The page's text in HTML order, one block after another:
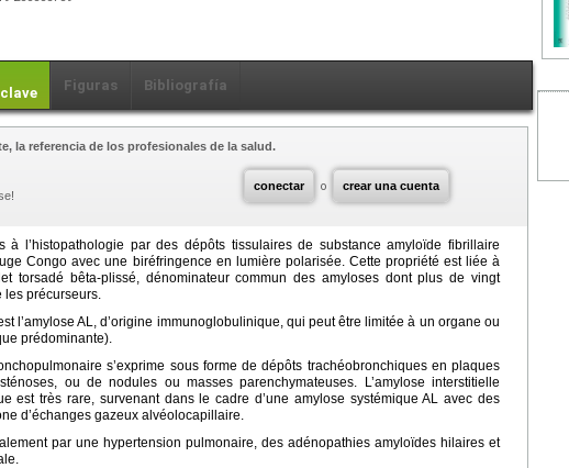
Figuras Bibliografía
conectar o crear una cuenta
la referencia de los profesionales de la salud.
à l’histopathologie par des dépôts tissulaires de substance amyloïde fibrillaire
Congo avec une biréfringence en lumière polarisée. Cette propriété est liée à
torsadé bêta-plissé, dénominateur commun des amyloses dont plus de vingt
les précurseurs.
l’amylose AL, d’origine immunoglobulinique, qui peut être limitée à un organe ou
prédominante).
s’exprime sous forme de dépôts trachéobronchiques en plaques
ou de nodules ou masses parenchymateuses. L’amylose interstitielle
est très rare, survenant dans le cadre d’une amylose systémique AL avec des
d’échanges gazeux alvéolocapillaire.
par une hypertension pulmonaire, des adénopathies amyloïdes hilaires et